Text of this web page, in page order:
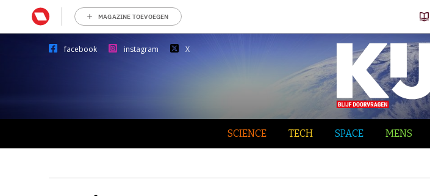
MAGAZINE TOEVOEGEN
facebook instagram X
SCIENCE TECH SPACE MENS